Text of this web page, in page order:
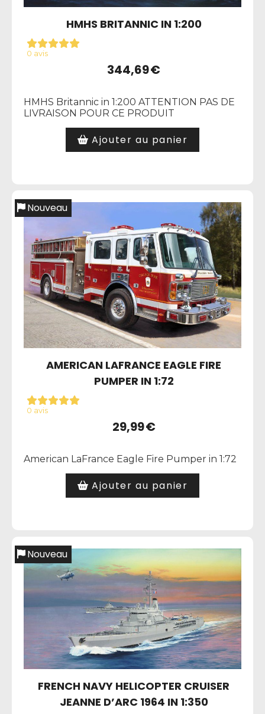
HMHS BRITANNIC IN 1:200
0 avis
344,69€
HMHS Britannic in 1:200 ATTENTION PAS DE
LIVRAISON POUR CE PRODUIT
Ajouter au panier
Nouveau
AMERICAN LAFRANCE EAGLE FIRE
PUMPER IN 1:72
0 avis
29,99€
American LaFrance Eagle Fire Pumper in 1:72
Ajouter au panier
Nouveau
FRENCH NAVY HELICOPTER CRUISER
JEANNE D’ARC 1964 IN 1:350